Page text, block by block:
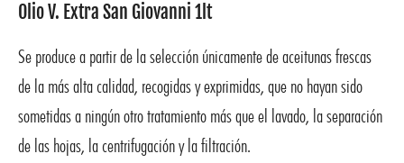
Olio V. Extra San Giovanni 1lt
Se produce a partir de la selección únicamente de aceitunas frescas
de la más alta calidad, recogidas y exprimidas, que no hayan sido
sometidas a ningún otro tratamiento más que el lavado, la separación
de las hojas, la centrifugación y la filtración.